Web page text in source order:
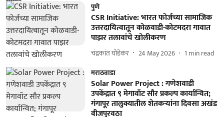
पुणे
CSR Initiative: भारत फोर्जच्या सामाजिक
उत्तरदायित्वातून कोळवाडी-कोटमदरा गावात
पाझर तलावांचे खोलीकरण
चंद्रकांत घोडेकर 24 May 2026 1 min read
मराठवाडा
Solar Power Project : गणेशवाडी
उपकेंद्रात ९ मेगावॉट सौर प्रकल्प कार्यान्वित;
गंगापूर तालुक्यातील शेतकऱ्यांना दिवसा अखंड
वीजपुरवठा